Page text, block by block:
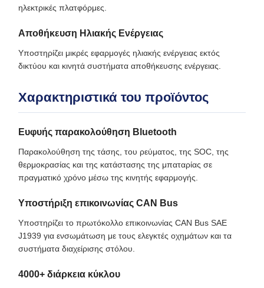
ηλεκτρικές πλατφόρμες.
Αποθήκευση Ηλιακής Ενέργειας
Υποστηρίζει μικρές εφαρμογές ηλιακής ενέργειας εκτός
δικτύου και κινητά συστήματα αποθήκευσης ενέργειας.
Χαρακτηριστικά του προϊόντος
Ευφυής παρακολούθηση Bluetooth
Παρακολούθηση της τάσης, του ρεύματος, της SOC, της
θερμοκρασίας και της κατάστασης της μπαταρίας σε
πραγματικό χρόνο μέσω της κινητής εφαρμογής.
Υποστήριξη επικοινωνίας CAN Bus
Υποστηρίζει το πρωτόκολλο επικοινωνίας CAN Bus SAE
J1939 για ενσωμάτωση με τους ελεγκτές οχημάτων και τα
συστήματα διαχείρισης στόλου.
4000+ διάρκεια κύκλου